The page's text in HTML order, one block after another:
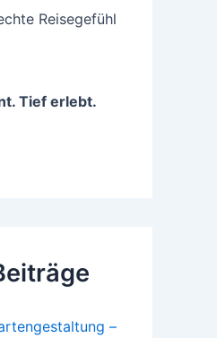
Reisegefühl
Tief erlebt.
–